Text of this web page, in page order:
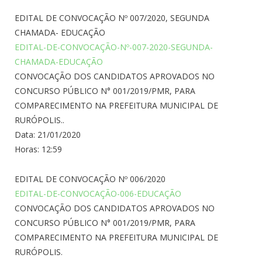
EDITAL DE CONVOCAÇÃO Nº 007/2020, SEGUNDA
CHAMADA- EDUCAÇÃO
EDITAL-DE-CONVOCAÇÃO-Nº-007-2020-SEGUNDA-
CHAMADA-EDUCAÇÃO
CONVOCAÇÃO DOS CANDIDATOS APROVADOS NO
CONCURSO PÚBLICO N° 001/2019/PMR, PARA
COMPARECIMENTO NA PREFEITURA MUNICIPAL DE
RURÓPOLIS..
Data: 21/01/2020
Horas: 12:59
EDITAL DE CONVOCAÇÃO Nº 006/2020
EDITAL-DE-CONVOCAÇÃO-006-EDUCAÇÃO
CONVOCAÇÃO DOS CANDIDATOS APROVADOS NO
CONCURSO PÚBLICO N° 001/2019/PMR, PARA
COMPARECIMENTO NA PREFEITURA MUNICIPAL DE
RURÓPOLIS.